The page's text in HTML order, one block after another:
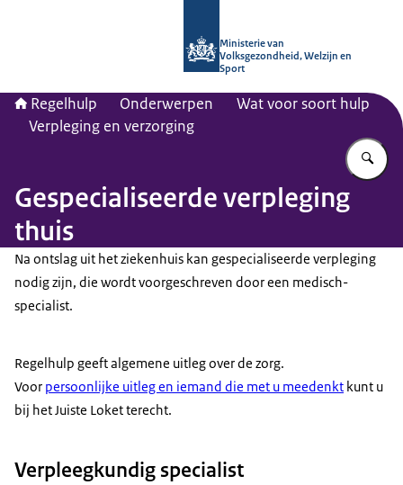
Ministerie van
Volksgezondheid, Welzijn en
Sport
Regelhulp Onderwerpen
Wat voor soort hulp
Verpleging en verzorging
Gespecialiseerde verpleging
thuis
Na ontslag uit het ziekenhuis kan gespecialiseerde verpleging
nodig zijn, die wordt voorgeschreven door een medisch-
specialist.
Regelhulp geeft algemene uitleg over de zorg.
Voor persoonlijke uitleg en iemand die met u meedenkt kunt u
bij het Juiste Loket terecht.
Verpleegkundig specialist